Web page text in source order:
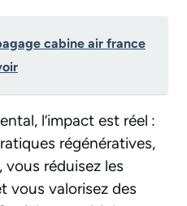
cabine air france
l’impact est réel :
régénératives,
réduisez les
vous valorisez des